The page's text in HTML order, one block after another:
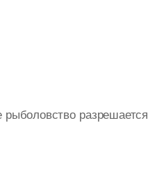
разрешается